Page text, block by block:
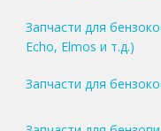
Запчасти для
Echo, Elmos и т.д.)
Запчасти для